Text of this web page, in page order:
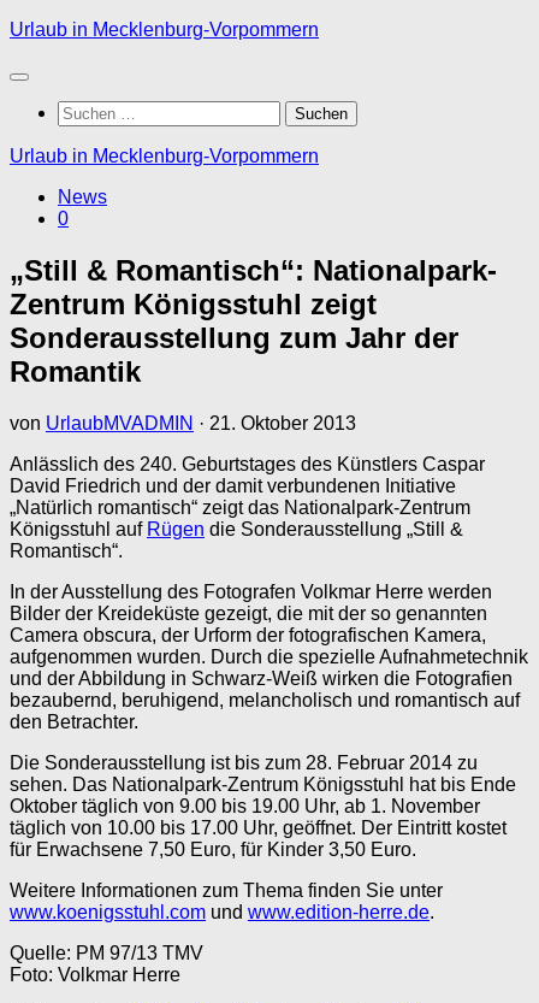
Zum
springen
Urlaub in Mecklenburg-Vorpommern
Suchen
nach:
Urlaub in Mecklenburg-Vorpommern
News
0
„Still & Romantisch“: Nationalpark-
Zentrum Königsstuhl zeigt
Sonderausstellung zum Jahr der
Romantik
von UrlaubMVADMIN · 21. Oktober 2013
Anlässlich des 240. Geburtstages des Künstlers Caspar
David Friedrich und der damit verbundenen Initiative
„Natürlich romantisch“ zeigt das Nationalpark-Zentrum
Königsstuhl auf Rügen die Sonderausstellung „Still &
Romantisch“.
In der Ausstellung des Fotografen Volkmar Herre werden
Bilder der Kreideküste gezeigt, die mit der so genannten
Camera obscura, der Urform der fotografischen Kamera,
aufgenommen wurden. Durch die spezielle Aufnahmetechnik
und der Abbildung in Schwarz-Weiß wirken die Fotografien
bezaubernd, beruhigend, melancholisch und romantisch auf
den Betrachter.
Die Sonderausstellung ist bis zum 28. Februar 2014 zu
sehen. Das Nationalpark-Zentrum Königsstuhl hat bis Ende
Oktober täglich von 9.00 bis 19.00 Uhr, ab 1. November
täglich von 10.00 bis 17.00 Uhr, geöffnet. Der Eintritt kostet
für Erwachsene 7,50 Euro, für Kinder 3,50 Euro.
Weitere Informationen zum Thema finden Sie unter
www.koenigsstuhl.com und www.edition-herre.de.
Quelle: PM 97/13 TMV
Foto: Volkmar Herre